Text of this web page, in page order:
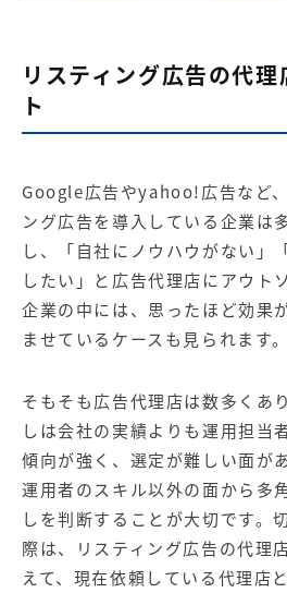
リスティング広告の代
ト
Google広告やyahoo!広告など
ング広告を導入している企業は
し、「自社にノウハウがない」
したい」と広告代理店にアウト
企業の中には、思ったほど効果
ませているケースも見られます。
そもそも広告代理店は数多くあ
しは会社の実績よりも運用担当
傾向が強く、選定が難しい面が
運用者のスキル以外の面から多
しを判断することが大切です。
際は、リスティング広告の代理
えて、現在依頼している代理店